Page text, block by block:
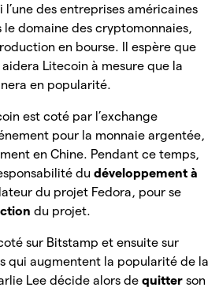
l’une des entreprises américaines
le domaine des cryptomonnaies,
en bourse. Il espère que
Litecoin à mesure que la
en popularité.
est coté par l’exchange
pour la monnaie argentée,
en Chine. Pendant ce temps,
du développement à
du projet Fedora, pour se
du projet.
sur Bitstamp et ensuite sur
qui augmentent la popularité de la
Lee décide alors de quitter son